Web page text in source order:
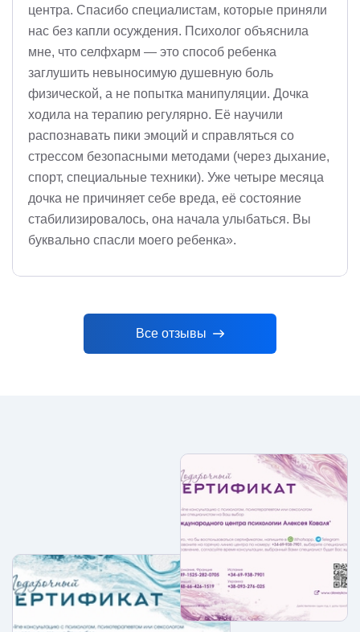
центра. Спасибо специалистам, которые приняли
нас без капли осуждения. Психолог объяснила
мне, что селфхарм — это способ ребенка
заглушить невыносимую душевную боль
физической, а не попытка манипуляции. Дочка
ходила на терапию регулярно. Её научили
распознавать пики эмоций и справляться со
стрессом безопасными методами (через дыхание,
спорт, специальные техники). Уже четыре месяца
дочка не причиняет себе вреда, её состояние
стабилизировалось, она начала улыбаться. Вы
буквально спасли моего ребенка».
Все отзывы